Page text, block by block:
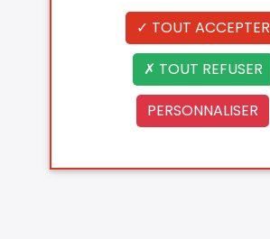
TOUT ACCEPTER
TOUT REFUSER
PERSONNALISER